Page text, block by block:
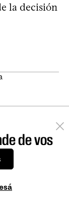
la decisión
de vos